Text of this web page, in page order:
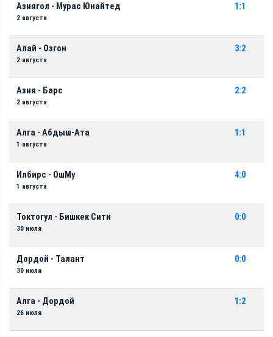
Азиягол - Мурас Юнайтед
2 августа
1:1
Алай - Озгон
2 августа
3:2
Азия - Барс
2 августа
2:2
Алга - Абдыш-Ата
1 августа
1:1
Илбирс - ОшМу
1 августа
4:0
Токтогул - Бишкек Сити
30 июля
0:0
Дордой - Талант
30 июля
0:0
Алга - Дордой
26 июля
1:2